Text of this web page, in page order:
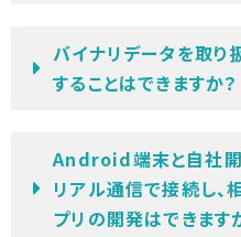
バイナリデータを取り
することはできますか？
Android端末と自社開
リアル通信で接続し、
プリの開発はできます